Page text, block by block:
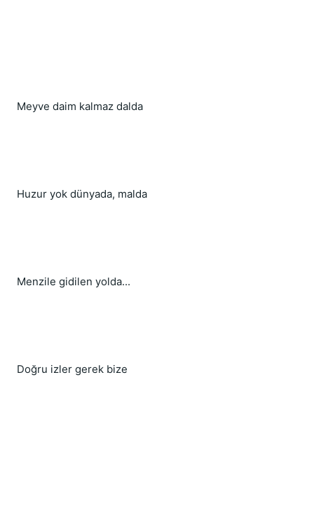
Meyve daim kalmaz dalda
Huzur yok dünyada, malda
Menzile gidilen yolda...
Doğru izler gerek bize